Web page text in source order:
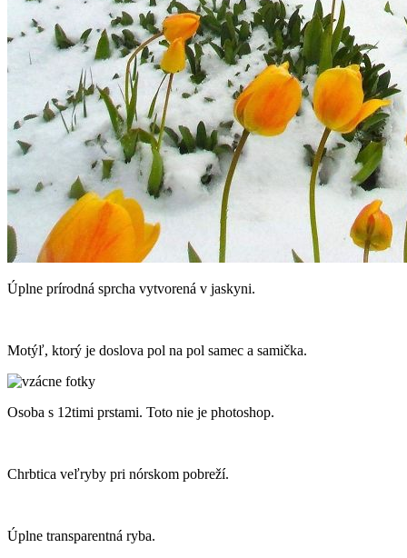
Úplne prírodná sprcha vytvorená v jaskyni.
Motýľ, ktorý je doslova pol na pol samec a samička.
Osoba s 12timi prstami. Toto nie je photoshop.
Chrbtica veľryby pri nórskom pobreží.
Úplne transparentná ryba.